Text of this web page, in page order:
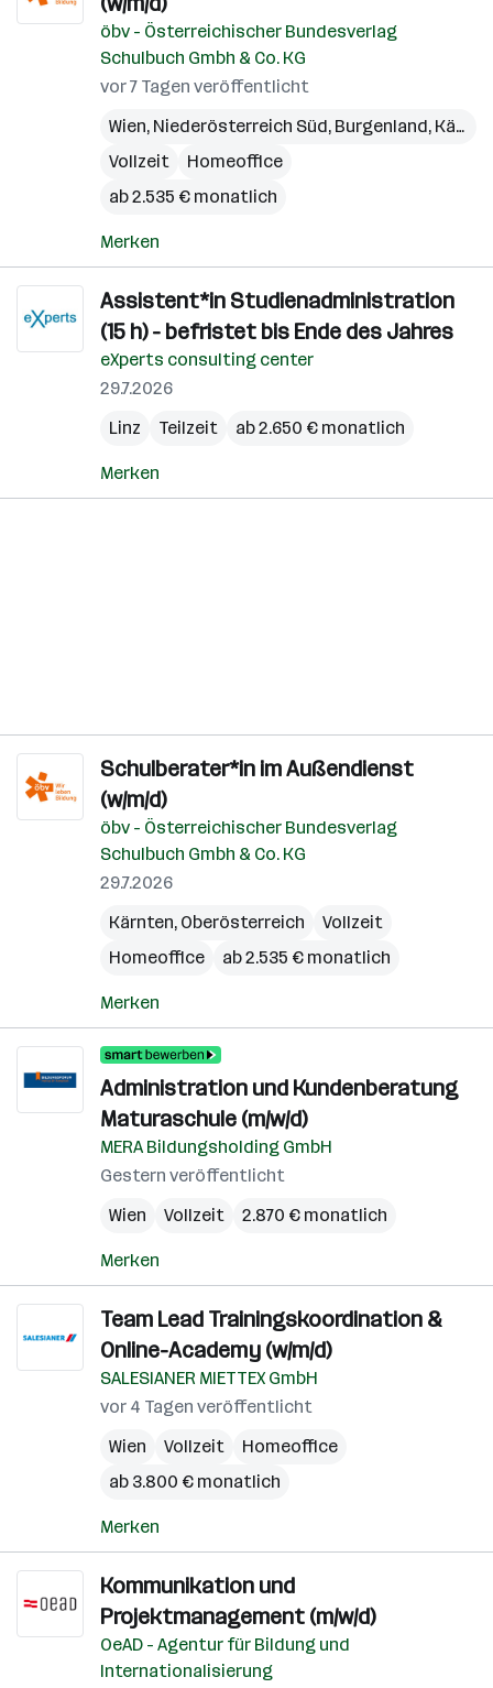
öbv - Österreichischer Bundesverlag
Schulbuch Gmbh & Co. KG
vor 7 Tagen veröffentlicht
Wien, Niederösterreich Süd, Burgenland, Kärnten
Vollzeit
Homeoffice
ab 2.535 € monatlich
Merken
Assistent*in Studienadministration
(15 h) - befristet bis Ende des Jahres
eXperts consulting center
29.7.2026
Linz
Teilzeit ab 2.650 € monatlich
Merken
Schulberater*in im Außendienst
(w/m/d)
öbv - Österreichischer Bundesverlag
Schulbuch Gmbh & Co. KG
29.7.2026
Kärnten, Oberösterreich
Vollzeit
Homeoffice
ab 2.535 € monatlich
Merken
Administration und Kundenberatung
Maturaschule (m/w/d)
MERA Bildungsholding GmbH
Gestern veröffentlicht
Wien
Vollzeit 2.870 € monatlich
Merken
Team Lead Trainingskoordination &
Online-Academy (w/m/d)
SALESIANER MIETTEX GmbH
vor 4 Tagen veröffentlicht
Wien
Vollzeit
Homeoffice
ab 3.800 € monatlich
Merken
Kommunikation und
Projektmanagement (m/w/d)
OeAD - Agentur für Bildung und
Internationalisierung